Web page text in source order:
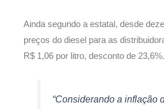
Ainda segundo a estatal, desde
preços do diesel para as
R$ 1,06 por litro, desconto de 23,6%.
“Considerando a inflação